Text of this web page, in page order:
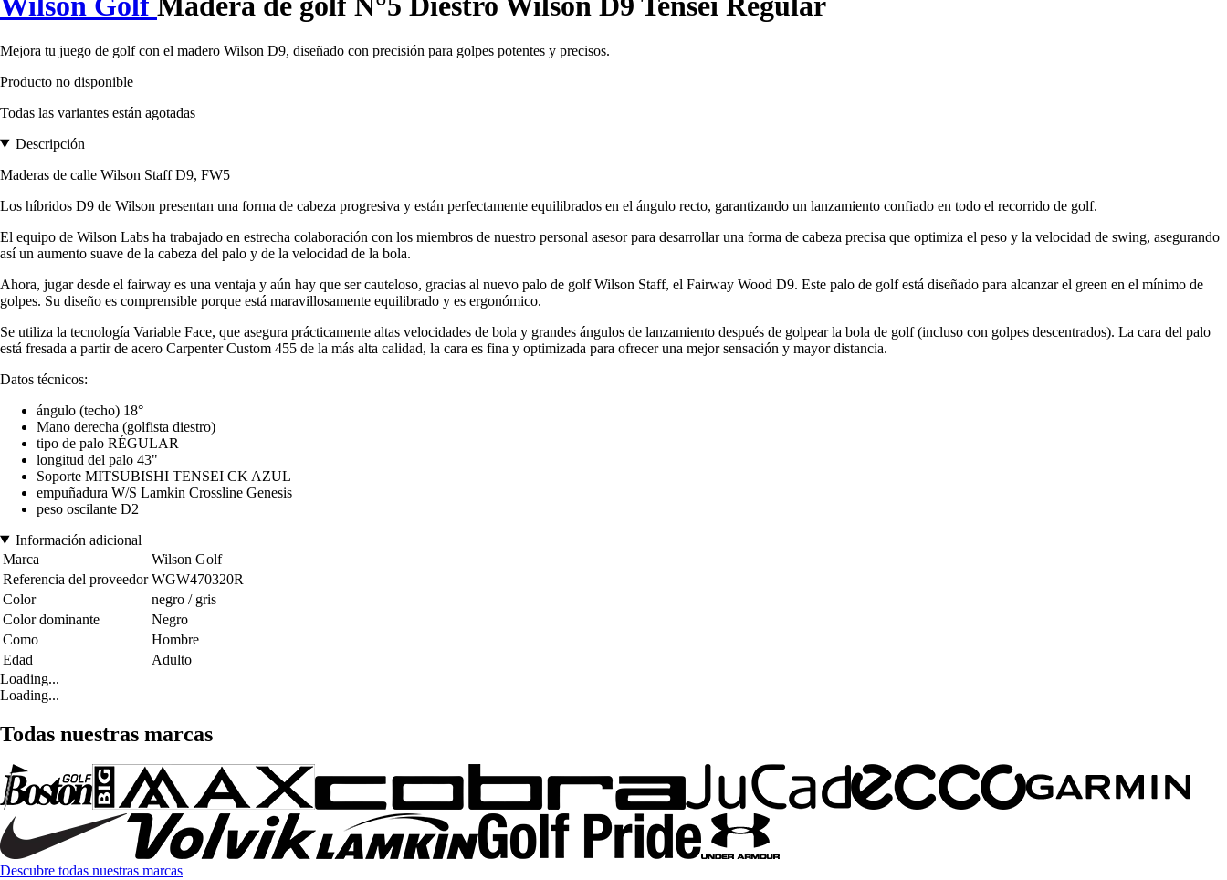
Mejora tu juego de golf con el madero Wilson D9, diseñado con precisión para golpes potentes y precisos.
Producto no disponible
Todas las variantes están agotadas
Descripción
Maderas de calle Wilson Staff D9, FW5
Los híbridos D9 de Wilson presentan una forma de cabeza progresiva y están perfectamente equilibrados en el ángulo recto, garantizando un lanzamiento confiado en todo el recorrido de golf.
El equipo de Wilson Labs ha trabajado en estrecha colaboración con los miembros de nuestro personal asesor para desarrollar una forma de cabeza precisa que optimiza el peso y la velocidad de swing, asegurando
así un aumento suave de la cabeza del palo y de la velocidad de la bola.
Ahora, jugar desde el fairway es una ventaja y aún hay que ser cauteloso, gracias al nuevo palo de golf Wilson Staff, el Fairway Wood D9. Este palo de golf está diseñado para alcanzar el green en el mínimo de
golpes. Su diseño es comprensible porque está maravillosamente equilibrado y es ergonómico.
Se utiliza la tecnología Variable Face, que asegura prácticamente altas velocidades de bola y grandes ángulos de lanzamiento después de golpear la bola de golf (incluso con golpes descentrados). La cara del palo
está fresada a partir de acero Carpenter Custom 455 de la más alta calidad, la cara es fina y optimizada para ofrecer una mejor sensación y mayor distancia.
Datos técnicos:
ángulo (techo) 18°
Mano derecha (golfista diestro)
tipo de palo RÉGULAR
longitud del palo 43"
Soporte MITSUBISHI TENSEI CK AZUL
empuñadura W/S Lamkin Crossline Genesis
peso oscilante D2
Información adicional
Marca
Wilson Golf
Referencia del proveedor WGW470320R
Color
negro / gris
Color dominante
Negro
Como
Hombre
Edad
Adulto
Loading...
Loading...
Todas nuestras marcas
Descubre todas nuestras marcas